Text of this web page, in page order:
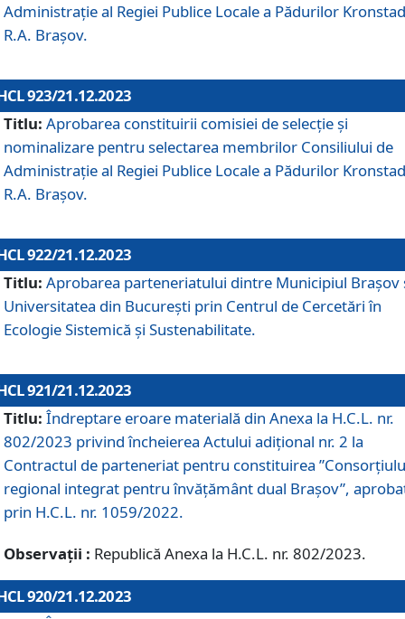
Administraţie al Regiei Publice Locale a Pădurilor
R.A. Brașov.
923/21.12.2023
Titlu: Aprobarea constituirii comisiei de selecție și
nominalizare pentru selectarea membrilor Consiliului de
Administrație al Regiei Publice Locale a Pădurilor
R.A. Brașov.
922/21.12.2023
Titlu: Aprobarea parteneriatului dintre Municipiul Brașov
Universitatea din București prin Centrul de Cercetări în
Ecologie Sistemică și Sustenabilitate.
921/21.12.2023
Titlu: Îndreptare eroare materială din Anexa la H.C.L. nr.
802/2023 privind încheierea Actului adițional nr. 2 la
Contractul de parteneriat pentru constituirea
regional integrat pentru învățământ dual Brașov”,
prin H.C.L. nr. 1059/2022.
Observații : Republică Anexa la H.C.L. nr. 802/2023.
920/21.12.2023